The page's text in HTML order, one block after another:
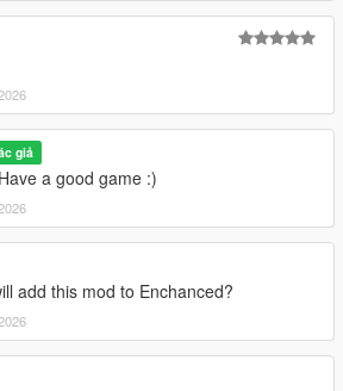
giả
Have a good game :)
add this mod to Enchanced?